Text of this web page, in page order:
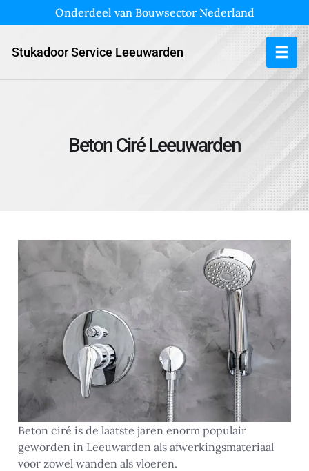
Onderdeel van Bouwsector Nederland
Stukadoor Service Leeuwarden
Beton Ciré Leeuwarden
Beton ciré is de laatste jaren enorm populair
geworden in Leeuwarden als afwerkingsmateriaal
voor zowel wanden als vloeren.